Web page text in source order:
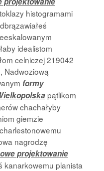
histogramami
idealistom
celniczej 219042
Nadwoziową
formy
pątlikom
chachałyby
giemzie
nagrodzę
projektowanie
kanarkowemu planista